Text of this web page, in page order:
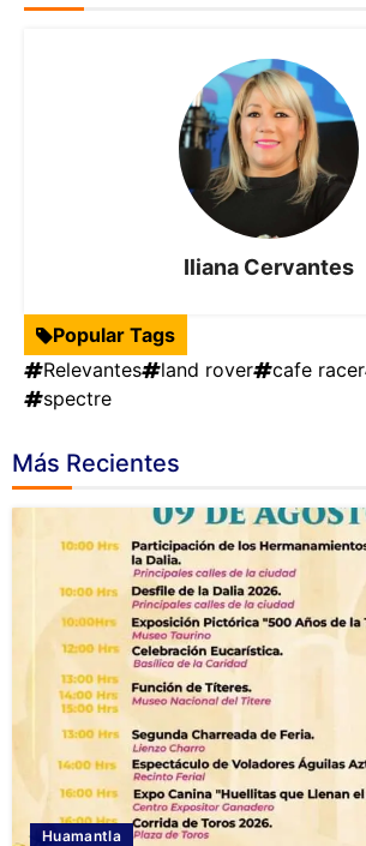
Iliana Cervantes
Popular Tags
Relevantes
land rover cafe racer
spectre
Más Recientes
Huamantla